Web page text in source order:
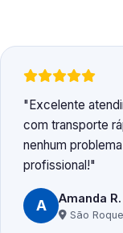
Excelente
com transporte
nenhum
profissional!
A Amanda R.
São